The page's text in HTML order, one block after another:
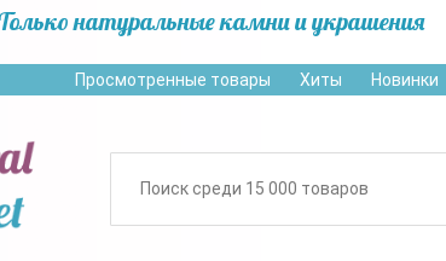
Только натуральные камни и украшения
Просмотренные товары Хиты Новинки